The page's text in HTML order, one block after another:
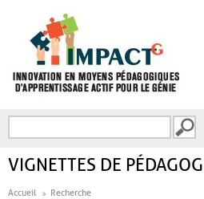
FORMULAIRE DE
VIGNETTES DE
Accueil Recherche